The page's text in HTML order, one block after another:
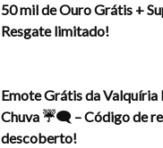
50 mil de Ouro Grátis +
Resgate limitado!
Emote Grátis da Valquíria
Chuva ☔🗨️ – Código de
descoberto!